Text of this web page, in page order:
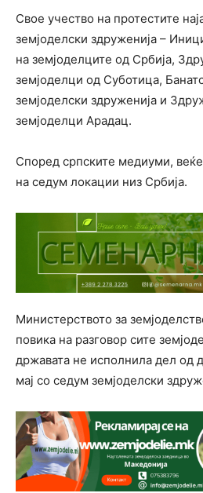
Свое учество на протестите
земјоделски здруженија –
на земјоделците од Србија,
земјоделци од Суботица,
земјоделски здруженија и
земјоделци Арадац.
Според српските медиуми,
на седум локации низ Србија.
Министерството за
повика на разговор сите
државата не исполнила дел од
мај со седум земјоделски